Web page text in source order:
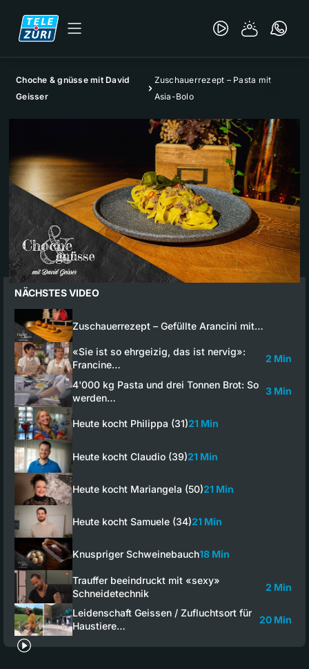
Choche & gnüsse mit David
Geisser
Zuschauerrezept – Pasta mit
Asia-Bolo
NÄCHSTES VIDEO
Zuschauerrezept – Gefüllte Arancini mit…
«Sie ist so ehrgeizig, das ist nervig»:
Francine…
2 Min
4'000 kg Pasta und drei Tonnen Brot: So
werden…
3 Min
Heute kocht Philippa (31)21 Min
Heute kocht Claudio (39)21 Min
Heute kocht Mariangela (50)21 Min
Heute kocht Samuele (34)21 Min
Knuspriger Schweinebauch18 Min
Trauffer beeindruckt mit «sexy»
Schneidetechnik
2 Min
Leidenschaft Geissen / Zufluchtsort für
Haustiere…
20 Min